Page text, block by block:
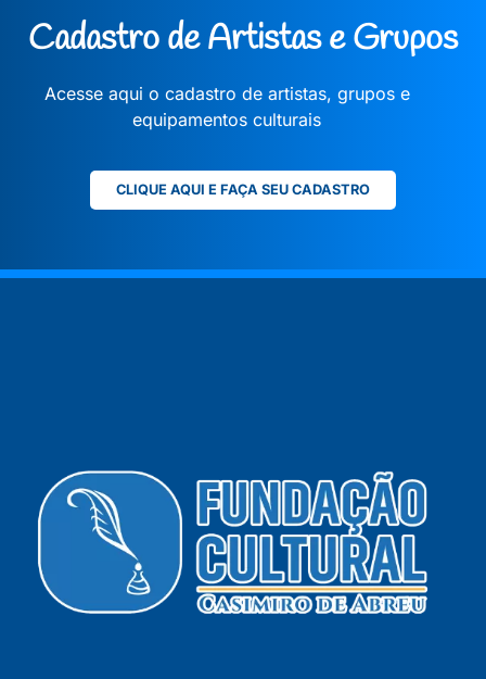
Cadastro de Artistas e Grupos
Acesse aqui o cadastro de artistas, grupos e
equipamentos culturais
CLIQUE AQUI E FAÇA SEU CADASTRO